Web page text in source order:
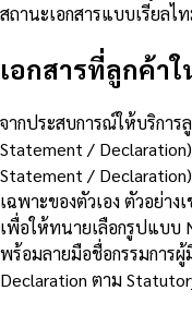
สถานะเอกสารแบบเรียล
เอกสารที่ลูกค้า
จากประสบการณ์ให้บริการ
Statement /
Statement /
เฉพาะของตัวเอง ตัวอย่า
เพื่อให้ทนายเลือกรูปแบบ
พร้อมลายมือชื่อกรรมการ
Declaration ตาม